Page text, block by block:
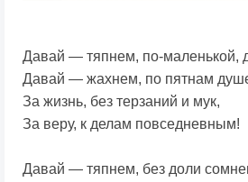
Давай — тяпнем, по-маленькой,
Давай — жахнем, по пятнам
За жизнь, без терзаний и мук,
За веру, к делам повседневным!
Давай — тяпнем, без доли